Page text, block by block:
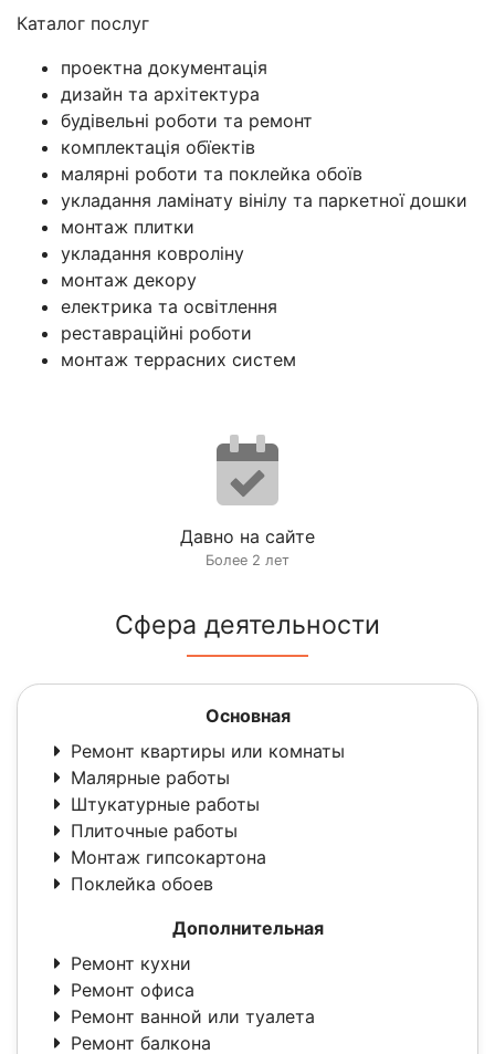
Каталог послуг
проектна документація
дизайн та архітектура
будівельні роботи та ремонт
комплектація обїектів
малярні роботи та поклейка обоїв
укладання ламінату вінілу та паркетної дошки
монтаж плитки
укладання ковроліну
монтаж декору
електрика та освітлення
реставраційні роботи
монтаж террасних систем
Давно на сайте
Более 2 лет
Сфера деятельности
Основная
Ремонт квартиры или комнаты
Малярные работы
Штукатурные работы
Плиточные работы
Монтаж гипсокартона
Поклейка обоев
Дополнительная
Ремонт кухни
Ремонт офиса
Ремонт ванной или туалета
Ремонт балкона